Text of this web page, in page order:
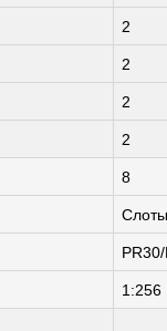
2
2
2
2
8
1:256